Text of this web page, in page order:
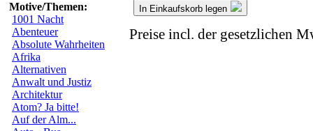
Motive/Themen:
1001 Nacht
Abenteuer
Absolute Wahrheiten
Afrika
Alternativen
Anwalt und Justiz
Architektur
Atom? Ja bitte!
Auf der Alm...
In Einkaufskorb legen
Preise incl. der gesetzlichen